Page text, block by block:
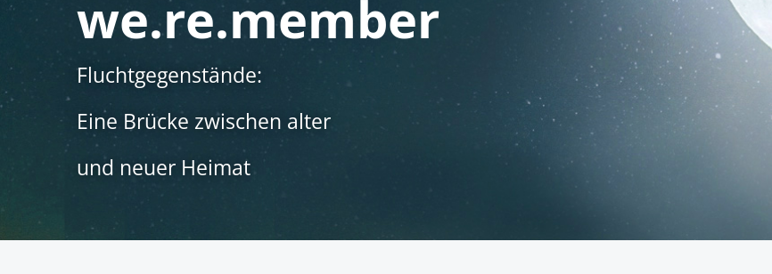
we.re.member
Fluchtgegenstände:
Eine Brücke zwischen alter
und neuer Heimat